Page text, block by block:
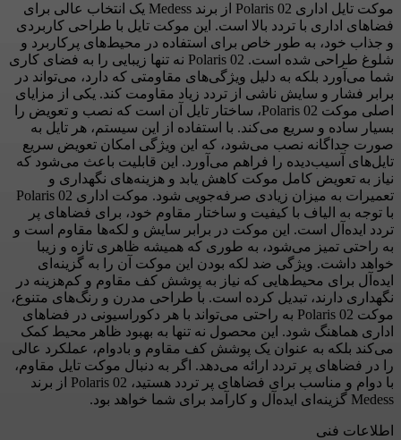
موکت تایل اداری Polaris 02 از برند Medess یک انتخاب عالی برای
فضاهای اداری با تردد بالا است. این موکت تایل با طراحی کاربردی
و جذاب خود، به طور خاص برای استفاده در محیط‌های پرکاربرد و
شلوغ طراحی شده است. Polaris 02 نه تنها زیبایی را به فضای کاری
شما می‌آورد بلکه به دلیل ویژگی‌های مقاومتی که دارد، می‌تواند در
برابر فشار و سایش ناشی از تردد زیاد مقاومت کند. یکی از مزایای
اصلی موکت Polaris 02، ساختار تایل آن است که نصب و تعویض را
بسیار ساده و سریع می‌کند. با استفاده از این سیستم، هر تایل به
صورت جداگانه نصب می‌شود، که این ویژگی امکان تعویض سریع
تایل‌های آسیب‌دیده را فراهم می‌آورد. این قابلیت باعث می‌شود که
نیاز به تعویض کامل موکت کاهش یابد و هزینه‌های نگهداری و
تعمیرات به میزان زیادی صرفه‌جویی شود. موکت اداری Polaris 02
با توجه به الیاف با کیفیت و ساختار مقاوم خود، برای فضاهای پر
تردد ایده‌آل است. این موکت در برابر سایش و لکه‌ها مقاوم است و
به راحتی تمیز می‌شود، به طوری که همیشه ظاهری تازه و زیبا
خواهد داشت. ویژگی ضد لکه بودن این موکت آن را به گزینه‌ای
ایده‌آل برای محیط‌هایی که نیاز به پوشش کف مقاوم و کم‌هزینه در
نگهداری دارند، تبدیل کرده است. با طراحی مدرن و رنگ‌های متنوع،
موکت Polaris 02 به راحتی می‌تواند با هر دکوراسیونی در فضاهای
اداری هماهنگ شود. این محصول نه تنها به بهبود ظاهر محیط کمک
می‌کند بلکه به عنوان یک پوشش کف مقاوم و بادوام، عملکرد عالی
را در فضاهای پر تردد ارائه می‌دهد. اگر به دنبال موکت تایل مقاوم،
با دوام و مناسب برای فضاهای پر تردد هستید، Polaris 02 از برند
Medess گزینه‌ای ایده‌آل و کارآمد برای شما خواهد بود.
اطلاعات فنی